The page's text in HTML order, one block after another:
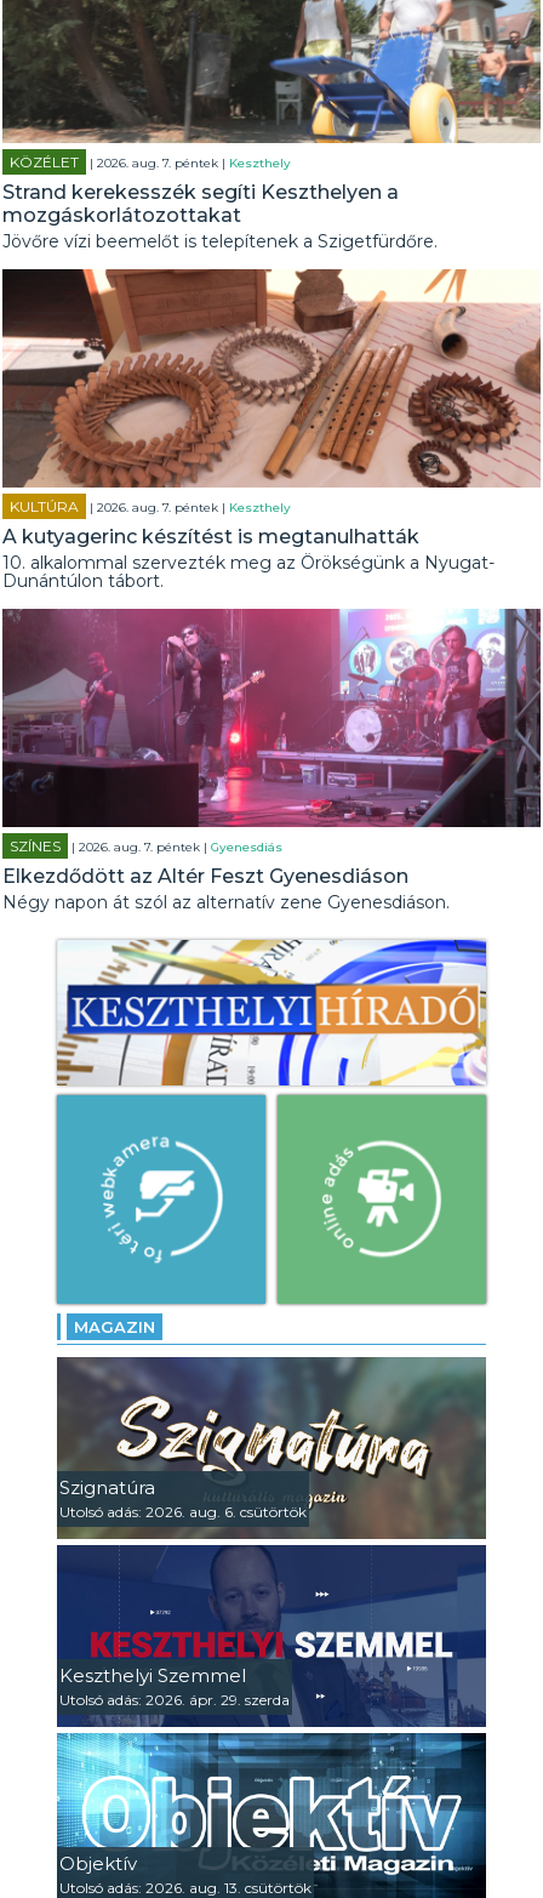
KÖZÉLET | 2026. aug. 7. péntek | Keszthely
Strand kerekesszék segíti Keszthelyen a
mozgáskorlátozottakat
Jövőre vízi beemelőt is telepítenek a Szigetfürdőre.
KULTÚRA | 2026. aug. 7. péntek | Keszthely
A kutyagerinc készítést is megtanulhatták
10. alkalommal szervezték meg az Örökségünk a Nyugat-
Dunántúlon tábort.
SZÍNES | 2026. aug. 7. péntek |Gyenesdiás
Elkezdődött az Altér Feszt Gyenesdiáson
Négy napon át szól az alternatív zene Gyenesdiáson.
MAGAZIN
Szignatúra
Utolsó adás: 2026. aug. 6. csütörtök
Keszthelyi Szemmel
Utolsó adás: 2026. ápr. 29. szerda
Objektív
Utolsó adás: 2026. aug. 13. csütörtök